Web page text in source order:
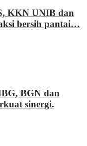
KKN UNIB dan
bersih pantai…
BGN dan
sinergi.